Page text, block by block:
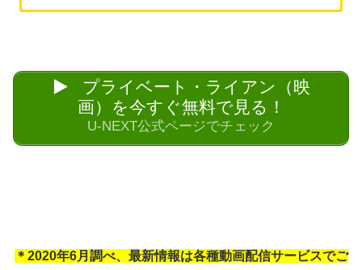
プライベート・ライアン（映
画）を今すぐ無料で見る！
U-NEXT公式ページでチェック
＊2020年6月調べ、最新情報は各種動画配信サービスでご